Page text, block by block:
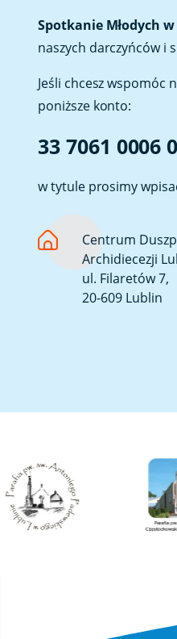
Spotkanie Młodych
naszych darczyńców i
Jeśli chcesz wspomóc
poniższe konto:
33 7061 0006
w tytule prosimy
Centrum
Archidiecezji
ul. Filaretów 7,
20-609 Lublin